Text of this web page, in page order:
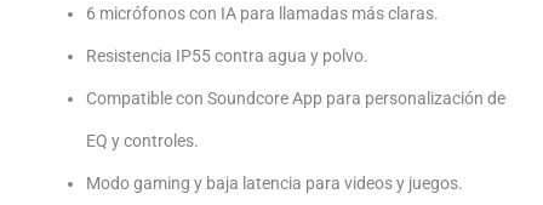
6 micrófonos con IA para llamadas más claras.
Resistencia IP55 contra agua y polvo.
Compatible con Soundcore App para personalización de
EQ y controles.
Modo gaming y baja latencia para videos y juegos.